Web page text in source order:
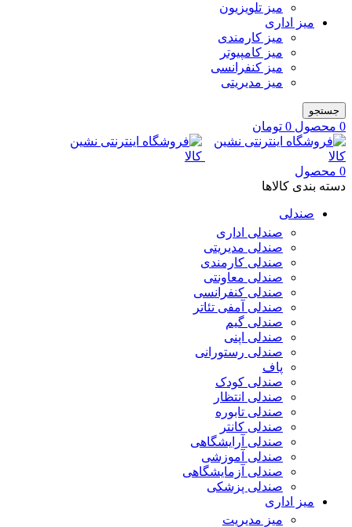
میز تلویزیون
میز اداری
میز کارمندی
میز کامپیوتر
میز کنفرانسی
میز مدیریتی
جستجو
0 محصول 0 تومان
0 محصول
دسته بندی کالاها
صندلی
صندلی اداری
صندلی مدیریتی
صندلی کارمندی
صندلی معاونتی
صندلی کنفرانسی
صندلی آمفی تئاتر
صندلی گیم
صندلی اپنی
صندلی رستورانی
پاف
صندلی کودک
صندلی انتظار
صندلی تابوره
صندلی کانتر
صندلی آرایشگاهی
صندلی آموزشی
صندلی آزمایشگاهی
صندلی پزشکی
میز اداری
میز مدیریت